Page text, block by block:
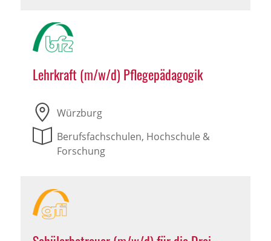
Lehrkraft (m/w/d) Pflegepädagogik
Würzburg
Berufsfachschulen, Hochschule &
Forschung